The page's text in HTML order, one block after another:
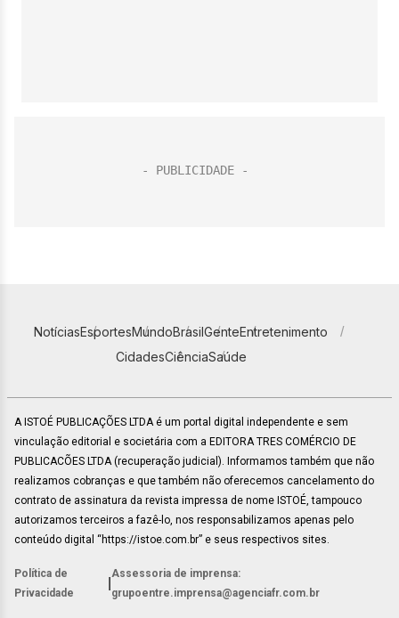
NotíciasEsportesMundoBrasilGenteEntretenimento
CidadesCiênciaSaúde
A ISTOÉ PUBLICAÇÕES LTDA é um portal digital independente e sem
vinculação editorial e societária com a EDITORA TRES COMÉRCIO DE
PUBLICACÕES LTDA (recuperação judicial). Informamos também que não
realizamos cobranças e que também não oferecemos cancelamento do
contrato de assinatura da revista impressa de nome ISTOÉ, tampouco
autorizamos terceiros a fazê-lo, nos responsabilizamos apenas pelo
conteúdo digital “https://istoe.com.br” e seus respectivos sites.
Política de
Privacidade
Assessoria de imprensa:
grupoentre.imprensa@agenciafr.com.br